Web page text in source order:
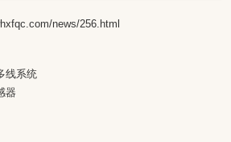
news/256.html
线系统
器